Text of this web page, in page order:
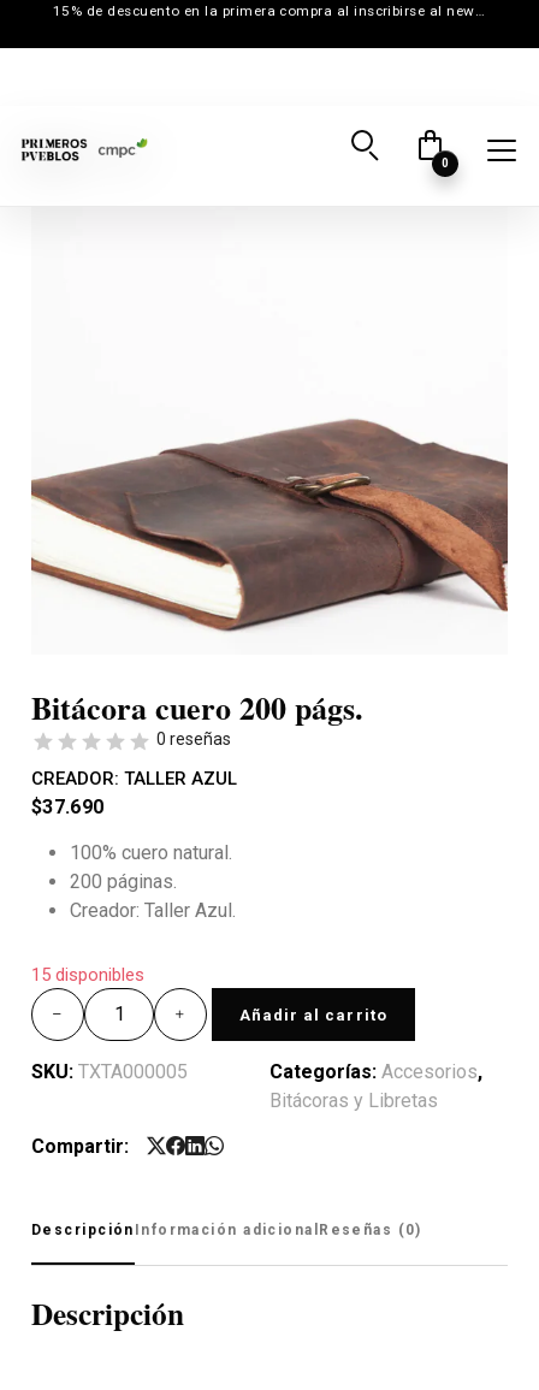
15% de descuento en la primera compra al inscribirse al newsletter
0
Bitácora cuero 200 págs.
0 reseñas
CREADOR: TALLER AZUL
$37.690
100% cuero natural.
200 páginas.
Creador: Taller Azul.
15 disponibles
Añadir al carrito
SKU: TXTA000005 Categorías: Accesorios,
Bitácoras y Libretas
Compartir:
Descripción Información adicional Reseñas (0)
Descripción